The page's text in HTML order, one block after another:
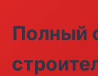
Полный